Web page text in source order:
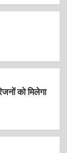
को मिलेगा